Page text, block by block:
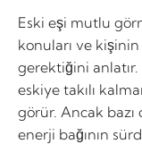
Eski eşi mutlu
konuları ve
gerektiğini anlatır.
eskiye takılı
görür. Ancak
enerji bağının